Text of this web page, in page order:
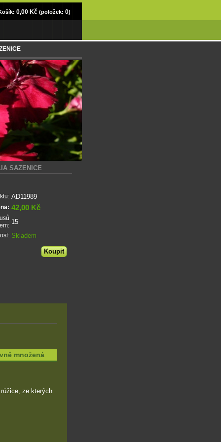
0,00 Kč (položek: 0)
SAZENICE
AD11989
42,00 Kč
15
Skladem
množená
ze kterých